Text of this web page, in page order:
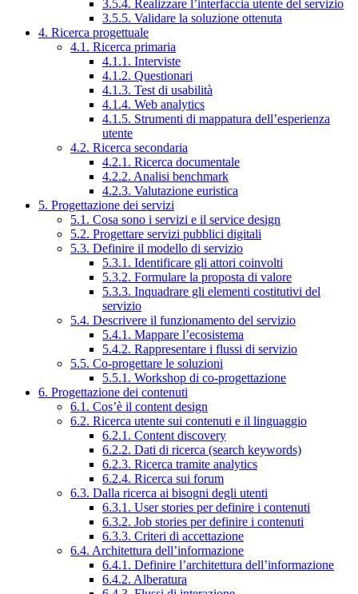
3.5.4. Realizzare l’interfaccia utente del servizio
3.5.5. Validare la soluzione ottenuta
4. Ricerca progettuale
4.1. Ricerca primaria
4.1.1. Interviste
4.1.2. Questionari
4.1.3. Test di usabilità
4.1.4. Web analytics
4.1.5. Strumenti di mappatura dell’esperienza
utente
4.2. Ricerca secondaria
4.2.1. Ricerca documentale
4.2.2. Analisi benchmark
4.2.3. Valutazione euristica
5. Progettazione dei servizi
5.1. Cosa sono i servizi e il service design
5.2. Progettare servizi pubblici digitali
5.3. Definire il modello di servizio
5.3.1. Identificare gli attori coinvolti
5.3.2. Formulare la proposta di valore
5.3.3. Inquadrare gli elementi costitutivi del
servizio
5.4. Descrivere il funzionamento del servizio
5.4.1. Mappare l’ecosistema
5.4.2. Rappresentare i flussi di servizio
5.5. Co-progettare le soluzioni
5.5.1. Workshop di co-progettazione
6. Progettazione dei contenuti
6.1. Cos’è il content design
6.2. Ricerca utente sui contenuti e il linguaggio
6.2.1. Content discovery
6.2.2. Dati di ricerca (search keywords)
6.2.3. Ricerca tramite analytics
6.2.4. Ricerca sui forum
6.3. Dalla ricerca ai bisogni degli utenti
6.3.1. User stories per definire i contenuti
6.3.2. Job stories per definire i contenuti
6.3.3. Criteri di accettazione
6.4. Architettura dell’informazione
6.4.1. Definire l’architettura dell’informazione
6.4.2. Alberatura